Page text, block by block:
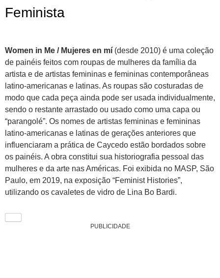
Feminista
Women in Me / Mujeres en mí (desde 2010) é uma coleção
de painéis feitos com roupas de mulheres da família da
artista e de artistas femininas e femininas contemporâneas
latino-americanas e latinas. As roupas são costuradas de
modo que cada peça ainda pode ser usada individualmente,
sendo o restante arrastado ou usado como uma capa ou
“parangolé”. Os nomes de artistas femininas e femininas
latino-americanas e latinas de gerações anteriores que
influenciaram a prática de Caycedo estão bordados sobre
os painéis. A obra constitui sua historiografia pessoal das
mulheres e da arte nas Américas. Foi exibida no MASP, São
Paulo, em 2019, na exposição “Feminist Histories”,
utilizando os cavaletes de vidro de Lina Bo Bardi.
PUBLICIDADE